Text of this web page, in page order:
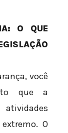
O QUE
você
que a
atividades
O